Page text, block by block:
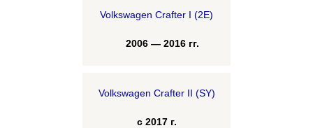
Volkswagen Crafter I (2E)
2006 — 2016 гг.
Volkswagen Crafter II (SY)
с 2017 г.